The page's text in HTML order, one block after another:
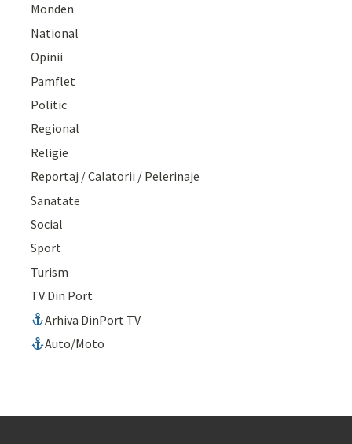
Monden
National
Opinii
Pamflet
Politic
Regional
Religie
Reportaj / Calatorii / Pelerinaje
Sanatate
Social
Sport
Turism
TV Din Port
Arhiva DinPort TV
Auto/Moto